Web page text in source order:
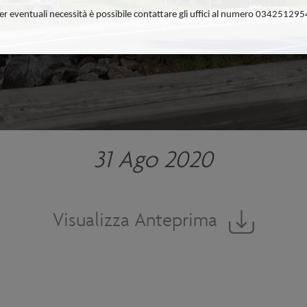
eventuali necessità è possibile contattare gli uffici al numero
31 Ago 2020
Visualizza Anteprima